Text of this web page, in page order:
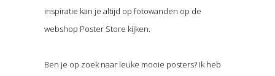
inspiratie kan je altijd op fotowanden op de
webshop Poster Store kijken.
Ben je op zoek naar leuke mooie posters? Ik heb